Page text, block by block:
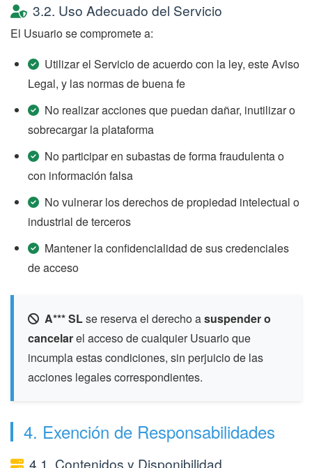
3.2. Uso Adecuado del Servicio
El Usuario se compromete a:
Utilizar el Servicio de acuerdo con la ley, este Aviso
Legal, y las normas de buena fe
No realizar acciones que puedan dañar, inutilizar o
sobrecargar la plataforma
No participar en subastas de forma fraudulenta o
con información falsa
No vulnerar los derechos de propiedad intelectual o
industrial de terceros
Mantener la confidencialidad de sus credenciales
de acceso
A*** SLse reserva el derecho asuspender o
cancelarel acceso de cualquier Usuario que
incumpla estas condiciones, sin perjuicio de las
acciones legales correspondientes.
4. Exención de Responsabilidades
4.1. Contenidos y Disponibilidad